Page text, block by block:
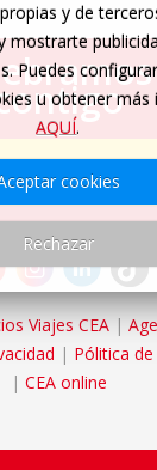
60 años
Viajes CEA |
| Pólitica
| CEA online
y de
mostrarte
Puedes
u obtener más
AQUÍ.
cookies
Rechazar